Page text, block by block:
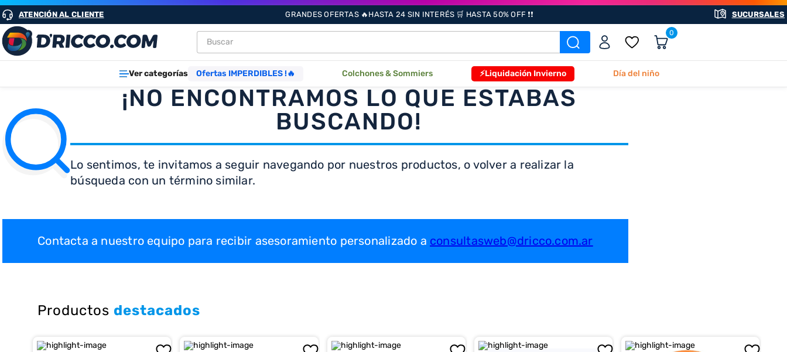
ATENCIÓN AL CLIENTE GRANDES OFERTAS 🔥HASTA 24 SIN INTERÉS 🛒 HASTA 50% OFF ❗❗ SUCURSALES
Buscar 0
Ver categorías Ofertas IMPERDIBLES !🔥 Colchones & Sommiers ⚡Liquidación Invierno Día del niño
¡NO ENCONTRAMOS LO QUE ESTABAS
BUSCANDO!
Lo sentimos, te invitamos a seguir navegando por nuestros productos, o volver a realizar la
búsqueda con un término similar.
Contacta a nuestro equipo para recibir asesoramiento personalizado a consultasweb@dricco.com.ar
Productos destacados
TÉRMINOS MÁS BUSCADOS
1. heladeras
2. lavarropas
4. cocinas
5 microondas
6